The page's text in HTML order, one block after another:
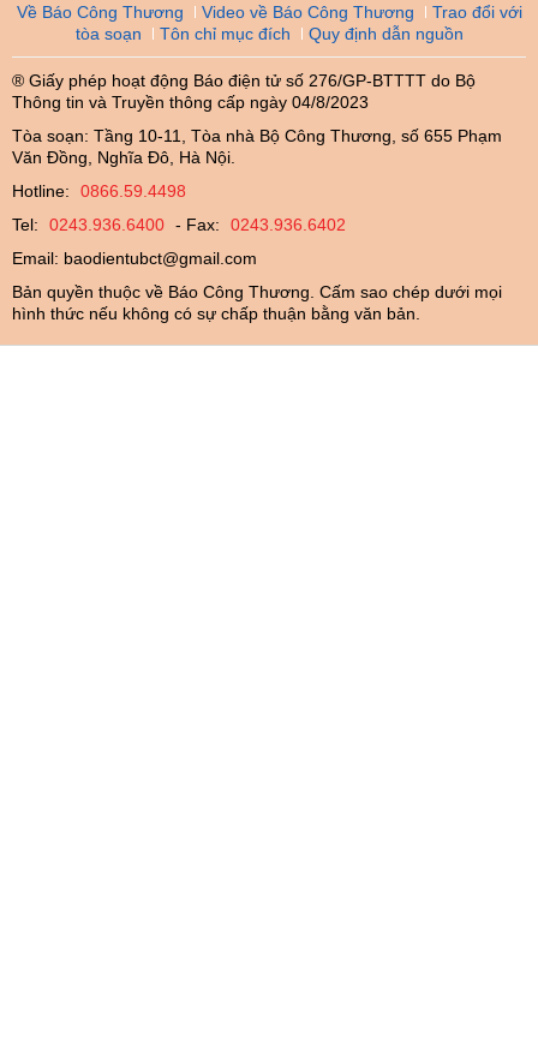
Về Báo Công Thương Video về Báo Công Thương
Trao đổi với
tòa soạn
Tôn chỉ mục đích Quy định dẫn nguồn
® Giấy phép hoạt động Báo điện tử số 276/GP-BTTTT do Bộ
Thông tin và Truyền thông cấp ngày 04/8/2023
Tòa soạn: Tầng 10-11, Tòa nhà Bộ Công Thương, số 655 Phạm
Văn Đồng, Nghĩa Đô, Hà Nội.
Hotline:
0866.59.4498
Tel:
0243.936.6400 - Fax:
0243.936.6402
Email: baodientubct@gmail.com
Bản quyền thuộc về Báo Công Thương. Cấm sao chép dưới mọi
hình thức nếu không có sự chấp thuận bằng văn bản.